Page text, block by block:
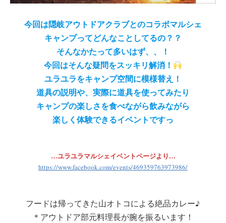
今回は隠岐アウトドアクラブとのコラボマルシェ
キャンプってどんなことしてるの？？
そんなかたって多いはず、、！
今回はそんな疑問をスッキリ解消！
ユラユラをキャンプ空間に模様替え！
道具の説明や、実際に道具を使ってみたり
キャンプの楽しさを食べながら飲みながら
楽しく体験できるイベントですっ
…ユラユラマルシェイベントページより…
https://www.facebook.com/events/469359763973986/
フードは帰ってきた山オトコによる絶品カレー♪
＊アウトドア部元料理長が腕を振るいます！